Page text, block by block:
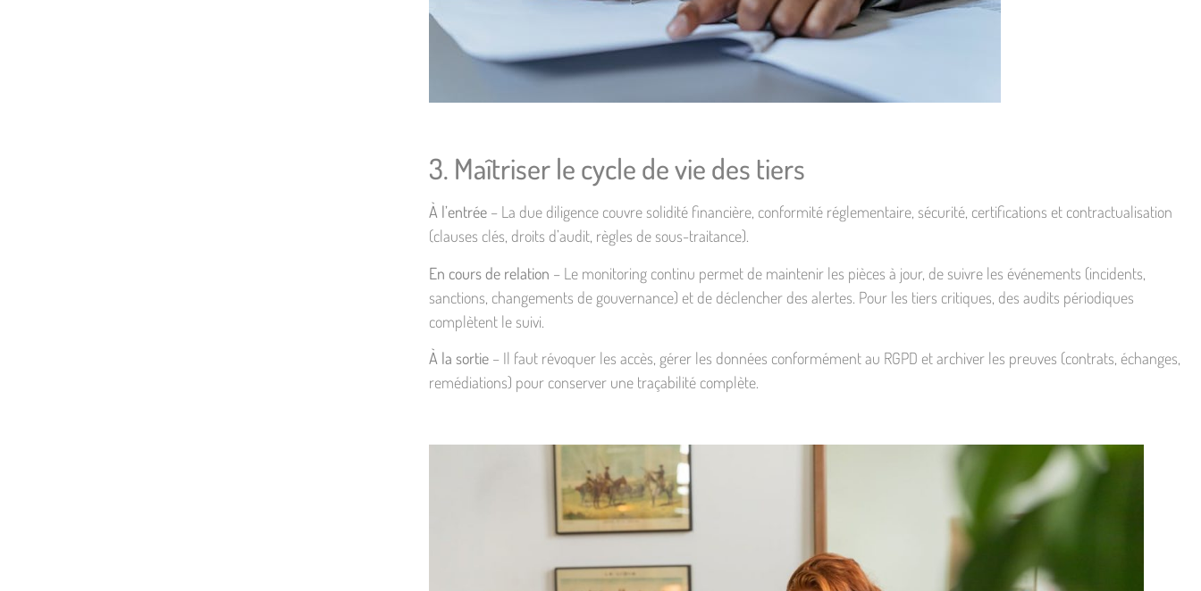
3. Maîtriser le cycle de vie des tiers
À l’entrée – La due diligence couvre solidité financière, conformité réglementaire, sécurité, certifications et contractualisation
(clauses clés, droits d’audit, règles de sous-traitance).
En cours de relation – Le monitoring continu permet de maintenir les pièces à jour, de suivre les événements (incidents,
sanctions, changements de gouvernance) et de déclencher des alertes. Pour les tiers critiques, des audits périodiques
complètent le suivi.
À la sortie – Il faut révoquer les accès, gérer les données conformément au RGPD et archiver les preuves (contrats, échanges,
remédiations) pour conserver une traçabilité complète.